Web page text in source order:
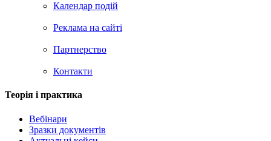
Календар подій
Реклама на сайтi
Партнерство
Контакти
Теорія i практика
Вебінари
Зразки документів